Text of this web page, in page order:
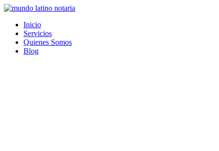
Saltar
contenido
Inicio
Servicios
Quienes Somos
Blog